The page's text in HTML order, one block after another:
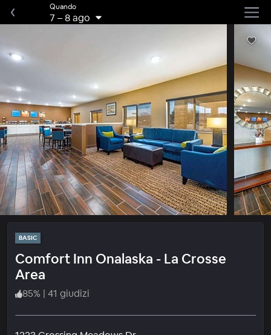
Quando
7 –8 ago
BASIC
Comfort Inn Onalaska - La Crosse
Area
85% | 41 giudizi